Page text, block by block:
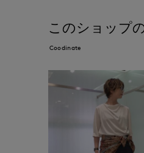
このショップ
Coodinate